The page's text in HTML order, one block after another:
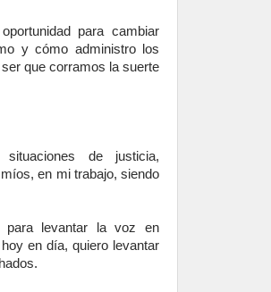
para cambiar
y cómo administro los
que corramos la suerte
de justicia,
en mi trabajo, siendo
para levantar la voz en
en día, quiero levantar